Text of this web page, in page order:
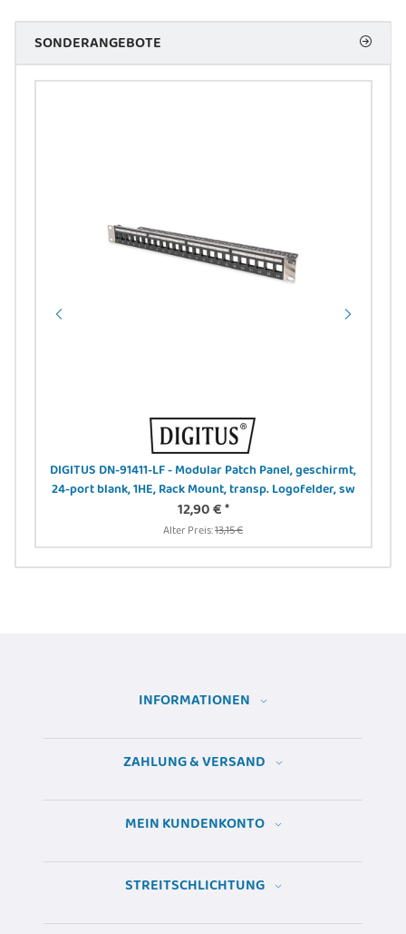
SONDERANGEBOTE
DIGITUS DN-91411-LF - Modular Patch Panel, geschirmt,
24-port blank, 1HE, Rack Mount, transp. Logofelder, sw
12,90 €*
Alter Preis:13,15 €
INFORMATIONEN
ZAHLUNG & VERSAND
MEIN KUNDENKONTO
STREITSCHLICHTUNG